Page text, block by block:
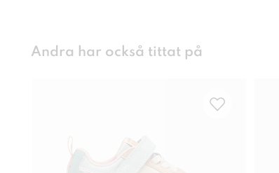
Andra har också tittat på